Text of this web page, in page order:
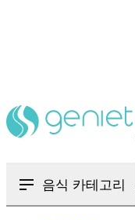
음식 카테고리